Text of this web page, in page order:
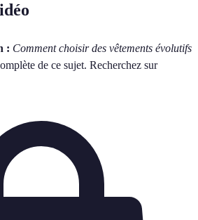
: Comment choisir des vêtements évolutifs
de ce sujet. Recherchez sur